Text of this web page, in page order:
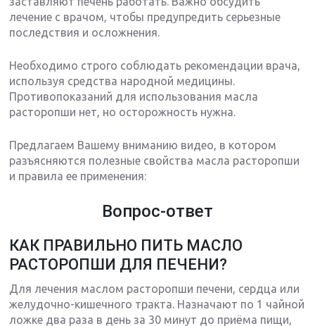
лечение с врачом, чтобы предупредить серьезные
последствия и осложнения.
Необходимо строго соблюдать рекомендации врача,
используя средства народной медицины.
Противопоказаний для использования масла
расторопши нет, но осторожность нужна.
Предлагаем Вашему вниманию видео, в котором
разъясняются полезные свойства масла расторопши
и правила ее применения:
Вопрос-ответ
КАК ПРАВИЛЬНО ПИТЬ МАСЛО
РАСТОРОПШИ ДЛЯ ПЕЧЕНИ?
Для лечения маслом расторопши печени, сердца или
желудочно-кишечного тракта. Назначают по 1 чайной
ложке два раза в день за 30 минут до приёма пищи,